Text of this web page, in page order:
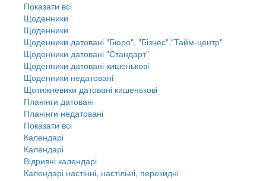
Показати всі
Щоденники
Щоденники
Щоденники датовані "Бюро", "Бізнес","Тайм-центр"
Щоденники датовані "Стандарт"
Щоденники датовані кишенькові
Щоденники недатовані
Щотижневики датовані кишенькові
Планінги датовані
Планінги недатовані
Показати всі
Календарі
Календарі
Відривні календарі
Календарі настінні, настільні, перекидні